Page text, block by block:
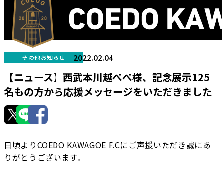
その他お知らせ 2022.02.04
【ニュース】西武本川越ぺぺ様、記念展示125
名もの方から応援メッセージをいただきました
日頃よりCOEDO KAWAGOE F.Cにご声援いただき誠にあ
りがとうございます。